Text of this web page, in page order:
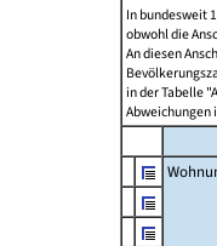
In bundesweit
obwohl die
An diesen
in der Tabelle
Abweichungen